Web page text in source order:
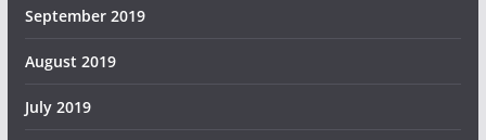
September 2019
August 2019
July 2019